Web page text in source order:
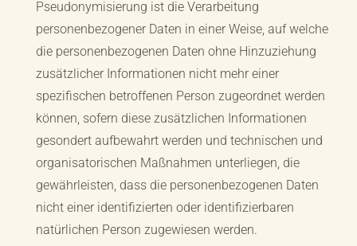
Pseudonymisierung ist die Verarbeitung
personenbezogener Daten in einer Weise, auf welche
die personenbezogenen Daten ohne Hinzuziehung
zusätzlicher Informationen nicht mehr einer
spezifischen betroffenen Person zugeordnet werden
können, sofern diese zusätzlichen Informationen
gesondert aufbewahrt werden und technischen und
organisatorischen Maßnahmen unterliegen, die
gewährleisten, dass die personenbezogenen Daten
nicht einer identifizierten oder identifizierbaren
natürlichen Person zugewiesen werden.